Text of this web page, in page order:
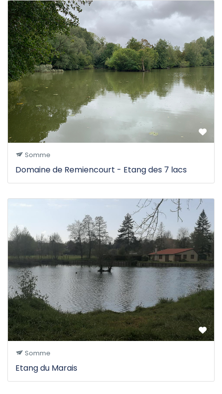
Somme
Domaine de Remiencourt - Etang des 7 lacs
Somme
Etang du Marais